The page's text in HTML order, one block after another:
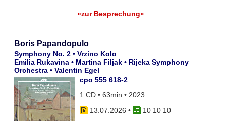
»zur Besprechung«
Boris Papandopulo
Symphony No. 2 • Vrzino Kolo
Emilia Rukavina • Martina Filjak • Rijeka Symphony
Orchestra • Valentin Egel
cpo 555 618-2
1 CD • 63min • 2023
13.07.2026 •
10 10 10